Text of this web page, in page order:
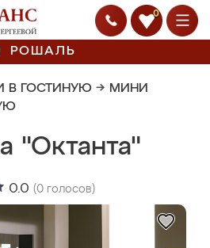
0
РОШАЛЬ
В ГОСТИНУЮ → МИНИ
"Октанта"
0.0 (0 голосов)